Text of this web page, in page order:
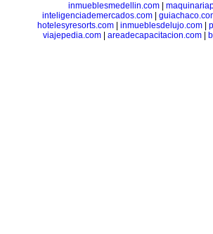
inmueblesmedellin.com
inteligenciademercados.com
hotelesyresorts.com
inmueblesdelujo.com
viajepedia.com| areadecapacitacion.com|